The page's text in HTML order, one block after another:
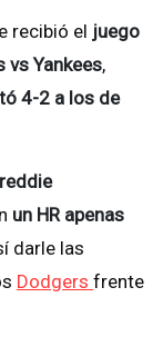
recibió el juego
vs Yankees,
4-2 a los de
un HR apenas
darle las
Dodgers frente